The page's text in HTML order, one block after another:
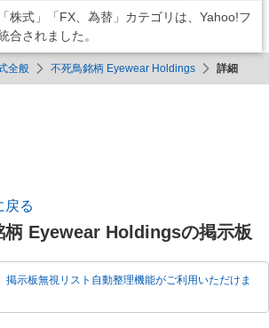
全般 不死鳥銘柄 Eyewear Holdings 詳細
株式」「FX、為替」カテゴリは、Yahoo!フ
合されました。
戻る
柄 Eyewear Holdingsの掲示板
掲示板無視リスト自動整理機能がご利用いただけま